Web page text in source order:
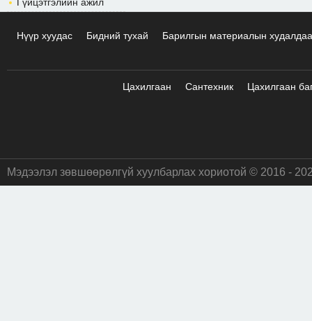
Нүүр хуудас Бидний тухай Барилгын материалын
Цахилгаан Сантехник Цахилгаан
Мэдээлэл зөвшөөрөлгүй хуулбарлах хориотой © 2016 -